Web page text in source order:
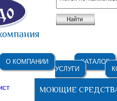
О КОМПАНИИ
КАТАЛОГ
УСЛУГИ
МОЮЩИЕ